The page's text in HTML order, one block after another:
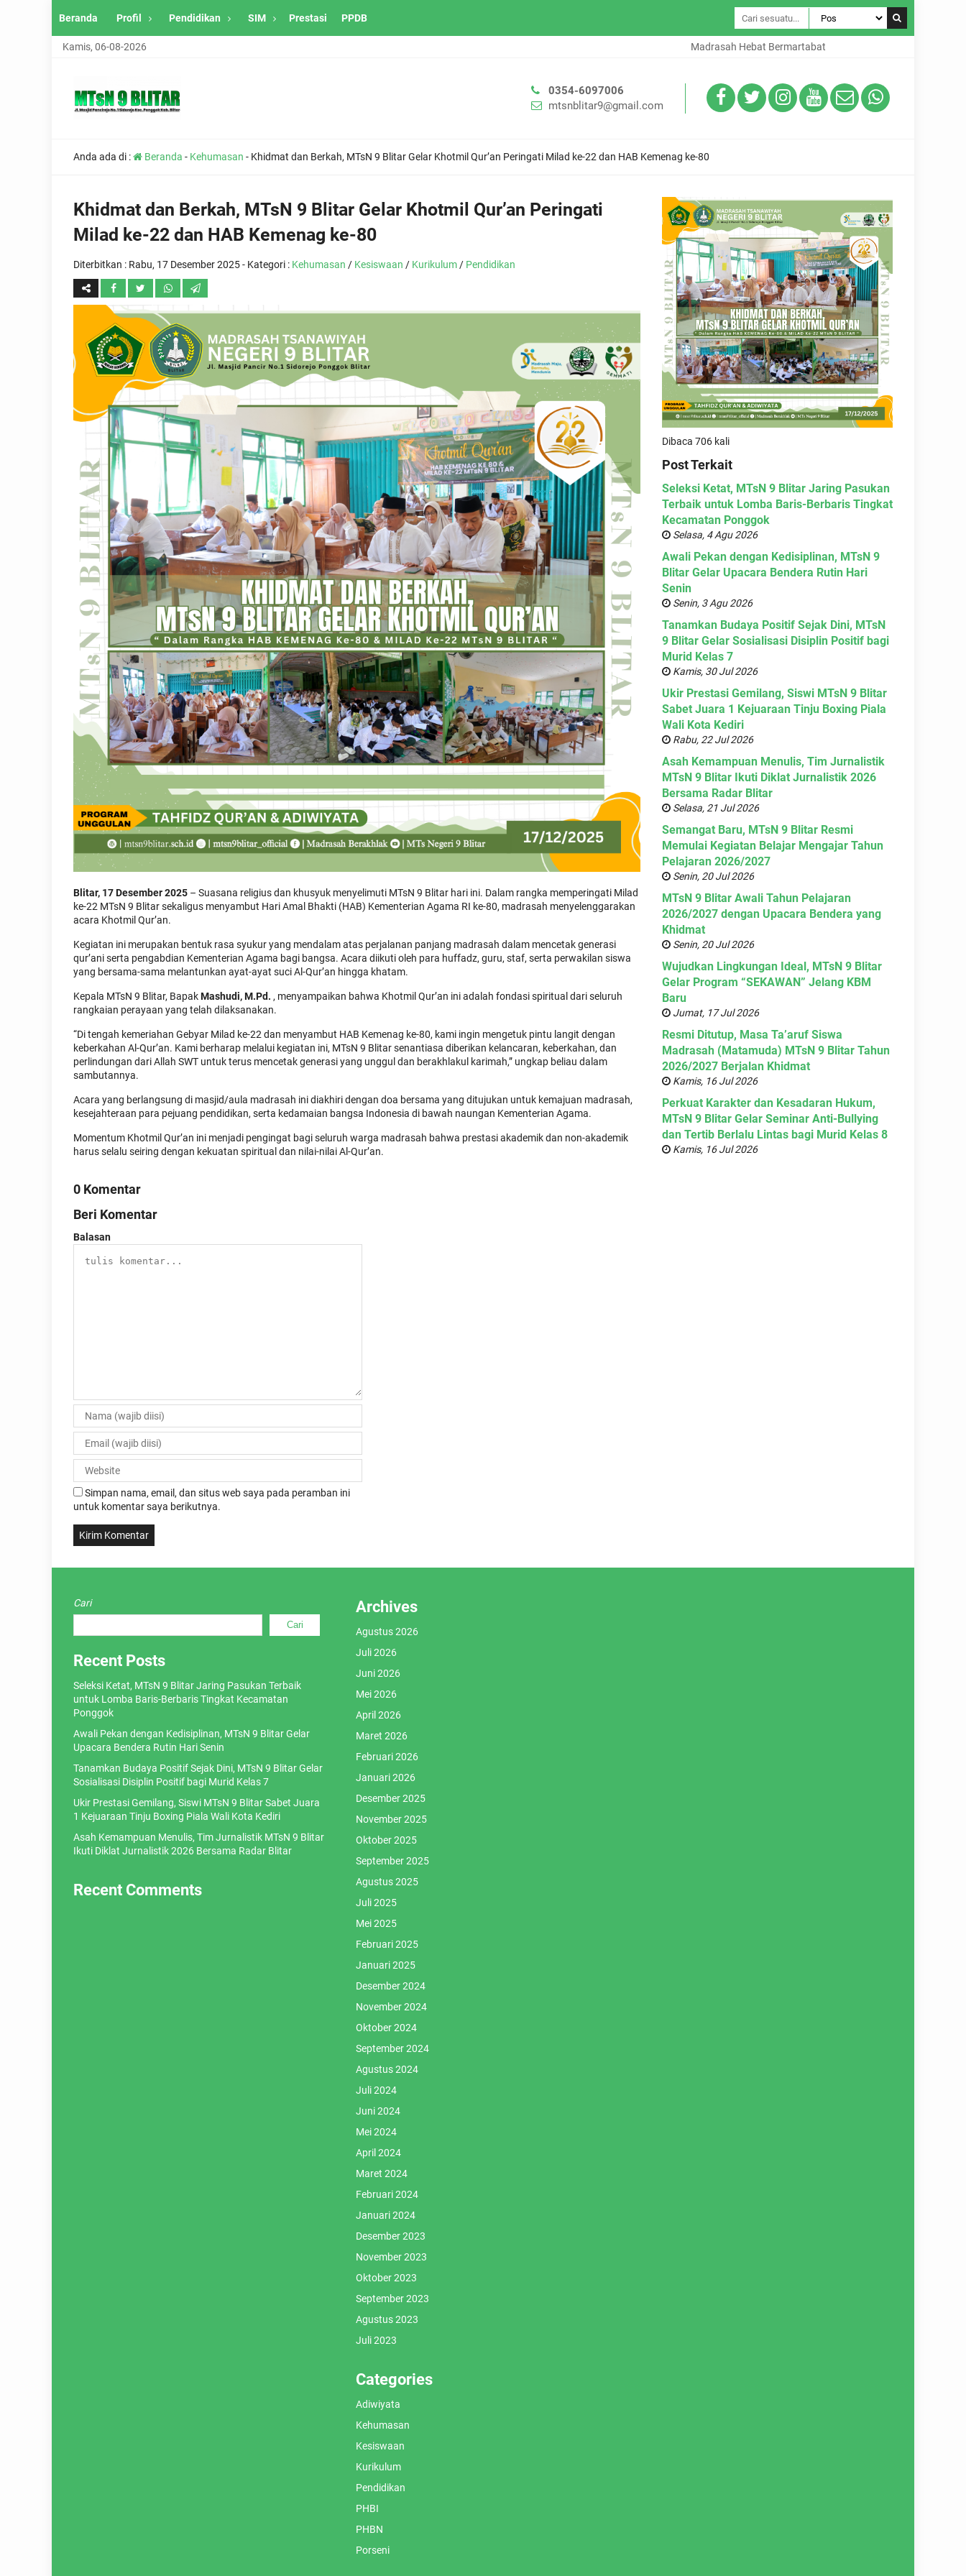
Beranda Profil Pendidikan SIM Prestasi PPDB
Kamis, 06-08-2026 Madrasah Hebat Bermartabat
0354-6097006
mtsnblitar9@gmail.com
Anda ada di : Beranda - Kehumasan - Khidmat dan Berkah, MTsN 9 Blitar Gelar Khotmil Qur’an Peringati Milad ke-22 dan HAB Kemenag ke-80
Khidmat dan Berkah, MTsN 9 Blitar Gelar Khotmil Qur’an Peringati
Milad ke-22 dan HAB Kemenag ke-80
Diterbitkan : Rabu, 17 Desember 2025- Kategori : Kehumasan / Kesiswaan / Kurikulum / Pendidikan
Blitar, 17 Desember 2025 – Suasana religius dan khusyuk menyelimuti MTsN 9 Blitar hari ini. Dalam rangka memperingati Milad
ke-22 MTsN 9 Blitar sekaligus menyambut Hari Amal Bhakti (HAB) Kementerian Agama RI ke-80, madrasah menyelenggarakan
acara Khotmil Qur’an.
Kegiatan ini merupakan bentuk rasa syukur yang mendalam atas perjalanan panjang madrasah dalam mencetak generasi
qur’ani serta pengabdian Kementerian Agama bagi bangsa. Acara diikuti oleh para huffadz, guru, staf, serta perwakilan siswa
yang bersama-sama melantunkan ayat-ayat suci Al-Qur’an hingga khatam.
Kepala MTsN 9 Blitar, BapakMashudi, M.Pd. , menyampaikan bahwa Khotmil Qur’an ini adalah fondasi spiritual dari seluruh
rangkaian perayaan yang telah dilaksanakan.
“Di tengah kemeriahan Gebyar Milad ke-22 dan menyambut HAB Kemenag ke-80, kami ingin mengetuk pintu langit dengan
keberkahan Al-Qur’an. Kami berharap melalui kegiatan ini, MTsN 9 Blitar senantiasa diberikan kelancaran, keberkahan, dan
perlindungan dari Allah SWT untuk terus mencetak generasi yang unggul dan berakhlakul karimah,” ungkap beliau dalam
sambutannya.
Acara yang berlangsung di masjid/aula madrasah ini diakhiri dengan doa bersama yang ditujukan untuk kemajuan madrasah,
kesejahteraan para pejuang pendidikan, serta kedamaian bangsa Indonesia di bawah naungan Kementerian Agama.
Momentum Khotmil Qur’an ini menjadi pengingat bagi seluruh warga madrasah bahwa prestasi akademik dan non-akademik
harus selalu seiring dengan kekuatan spiritual dan nilai-nilai Al-Qur’an.
0 Komentar
Beri Komentar
Balasan
Simpan nama, email, dan situs web saya pada peramban ini
untuk komentar saya berikutnya.
Dibaca 706 kali
Post Terkait
Seleksi Ketat, MTsN 9 Blitar Jaring Pasukan
Terbaik untuk Lomba Baris-Berbaris Tingkat
Kecamatan Ponggok
Selasa, 4 Agu 2026
Awali Pekan dengan Kedisiplinan, MTsN 9
Blitar Gelar Upacara Bendera Rutin Hari
Senin
Senin, 3 Agu 2026
Tanamkan Budaya Positif Sejak Dini, MTsN
9 Blitar Gelar Sosialisasi Disiplin Positif bagi
Murid Kelas 7
Kamis, 30 Jul 2026
Ukir Prestasi Gemilang, Siswi MTsN 9 Blitar
Sabet Juara 1 Kejuaraan Tinju Boxing Piala
Wali Kota Kediri
Rabu, 22 Jul 2026
Asah Kemampuan Menulis, Tim Jurnalistik
MTsN 9 Blitar Ikuti Diklat Jurnalistik 2026
Bersama Radar Blitar
Selasa, 21 Jul 2026
Semangat Baru, MTsN 9 Blitar Resmi
Memulai Kegiatan Belajar Mengajar Tahun
Pelajaran 2026/2027
Senin, 20 Jul 2026
MTsN 9 Blitar Awali Tahun Pelajaran
2026/2027 dengan Upacara Bendera yang
Khidmat
Senin, 20 Jul 2026
Wujudkan Lingkungan Ideal, MTsN 9 Blitar
Gelar Program “SEKAWAN” Jelang KBM
Baru
Jumat, 17 Jul 2026
Resmi Ditutup, Masa Ta’aruf Siswa
Madrasah (Matamuda) MTsN 9 Blitar Tahun
2026/2027 Berjalan Khidmat
Kamis, 16 Jul 2026
Perkuat Karakter dan Kesadaran Hukum,
MTsN 9 Blitar Gelar Seminar Anti-Bullying
dan Tertib Berlalu Lintas bagi Murid Kelas 8
Kamis, 16 Jul 2026
Cari
Cari
Recent Posts
Seleksi Ketat, MTsN 9 Blitar Jaring Pasukan Terbaik
untuk Lomba Baris-Berbaris Tingkat Kecamatan
Ponggok
Awali Pekan dengan Kedisiplinan, MTsN 9 Blitar Gelar
Upacara Bendera Rutin Hari Senin
Tanamkan Budaya Positif Sejak Dini, MTsN 9 Blitar Gelar
Sosialisasi Disiplin Positif bagi Murid Kelas 7
Ukir Prestasi Gemilang, Siswi MTsN 9 Blitar Sabet Juara
1 Kejuaraan Tinju Boxing Piala Wali Kota Kediri
Asah Kemampuan Menulis, Tim Jurnalistik MTsN 9 Blitar
Ikuti Diklat Jurnalistik 2026 Bersama Radar Blitar
Recent Comments
Archives
Agustus 2026
Juli 2026
Juni 2026
Mei 2026
April 2026
Maret 2026
Februari 2026
Januari 2026
Desember 2025
November 2025
Oktober 2025
September 2025
Agustus 2025
Juli 2025
Mei 2025
Februari 2025
Januari 2025
Desember 2024
November 2024
Oktober 2024
September 2024
Agustus 2024
Juli 2024
Juni 2024
Mei 2024
April 2024
Maret 2024
Februari 2024
Januari 2024
Desember 2023
November 2023
Oktober 2023
September 2023
Agustus 2023
Juli 2023
Categories
Adiwiyata
Kehumasan
Kesiswaan
Kurikulum
Pendidikan
PHBI
PHBN
Porseni